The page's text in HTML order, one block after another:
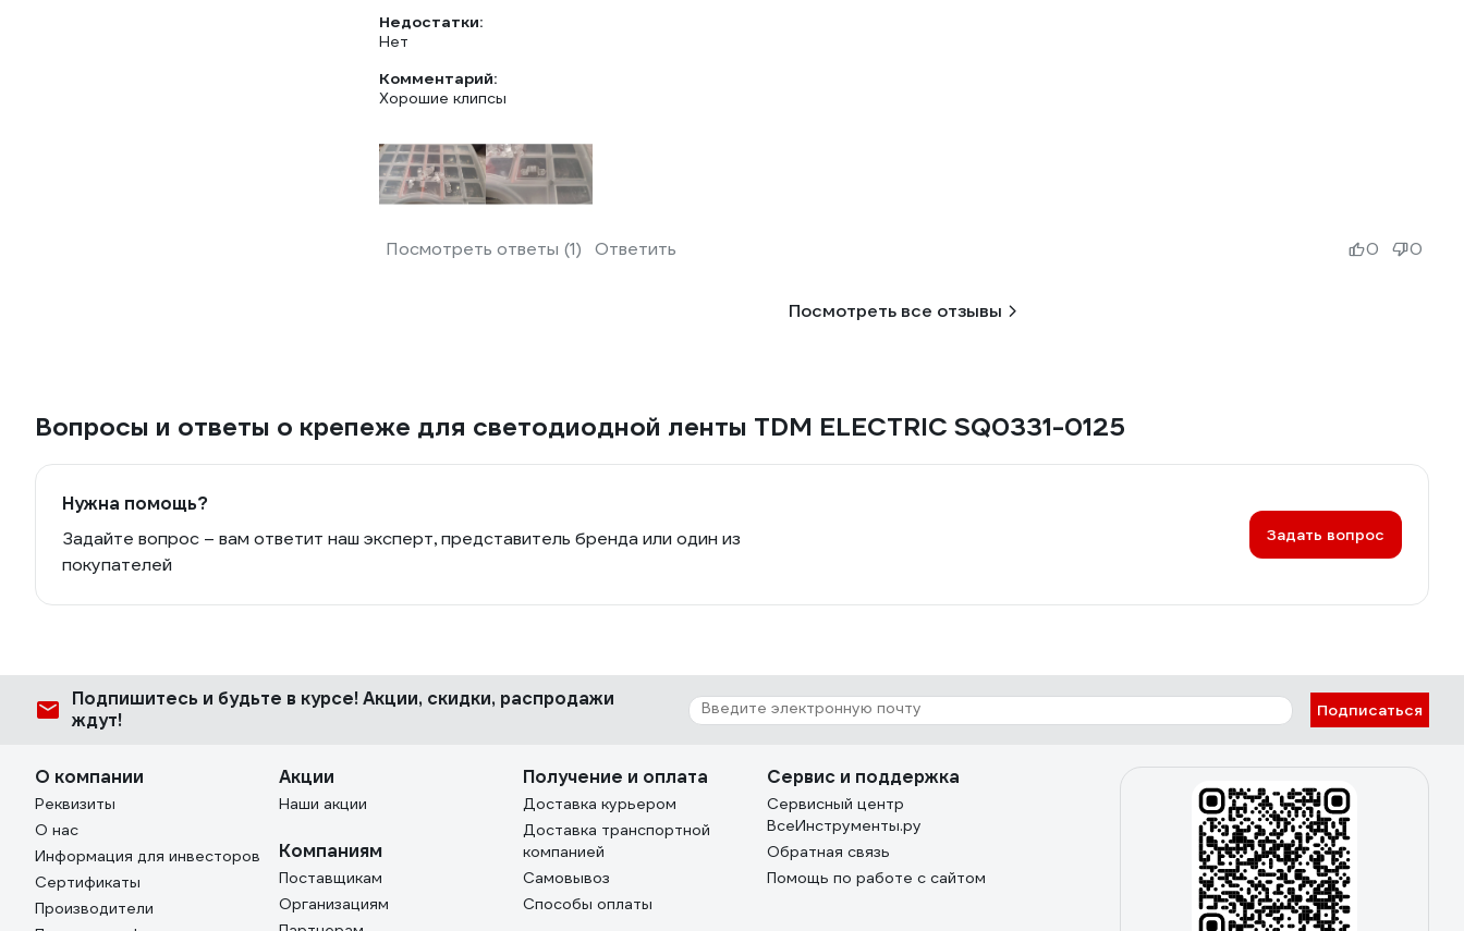
Недостатки:
Нет
Комментарий:
Хорошие клипсы
Посмотреть ответы (1) Ответить 0 0
Посмотреть все отзывы
Вопросы и ответы о крепеже для светодиодной ленты TDM ELECTRIC SQ0331-0125
Нужна помощь?
Задайте вопрос – вам ответит наш эксперт, представитель бренда или один из
покупателей
Задать вопрос
Подпишитесь и будьте в курсе! Акции, скидки, распродажи
ждут!
Подписаться
О компании
Реквизиты
О нас
Информация для инвесторов
Сертификаты
Производители
Акции
Наши акции
Компаниям
Поставщикам
Организациям
Получение и оплата
Доставка курьером
Доставка транспортной
компанией
Самовывоз
Способы оплаты
Сервис и поддержка
Сервисный центр
ВсеИнструменты.ру
Обратная связь
Помощь по работе с сайтом